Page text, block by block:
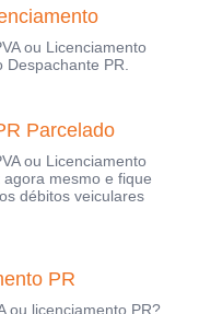
ou Licenciamento
Despachante PR.
Parcelado
ou Licenciamento
mesmo e fique
débitos veiculares
PR
ou licenciamento PR?